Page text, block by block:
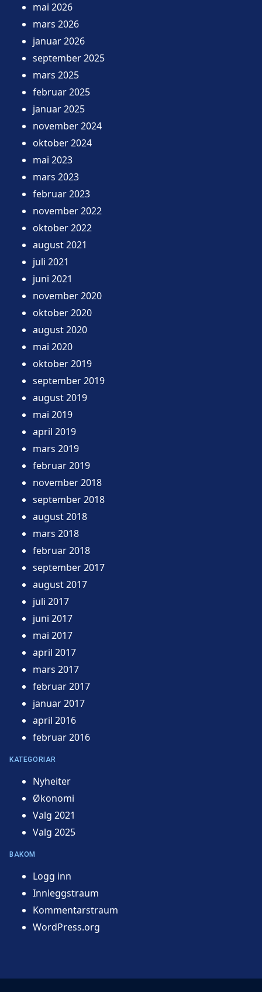
mai 2026
mars 2026
januar 2026
september 2025
mars 2025
februar 2025
januar 2025
november 2024
oktober 2024
mai 2023
mars 2023
februar 2023
november 2022
oktober 2022
august 2021
juli 2021
juni 2021
november 2020
oktober 2020
august 2020
mai 2020
oktober 2019
september 2019
august 2019
mai 2019
april 2019
mars 2019
februar 2019
november 2018
september 2018
august 2018
mars 2018
februar 2018
september 2017
august 2017
juli 2017
juni 2017
mai 2017
april 2017
mars 2017
februar 2017
januar 2017
april 2016
februar 2016
KATEGORIAR
Nyheiter
Økonomi
Valg 2021
Valg 2025
BAKOM
Logg inn
Innleggstraum
Kommentarstraum
WordPress.org